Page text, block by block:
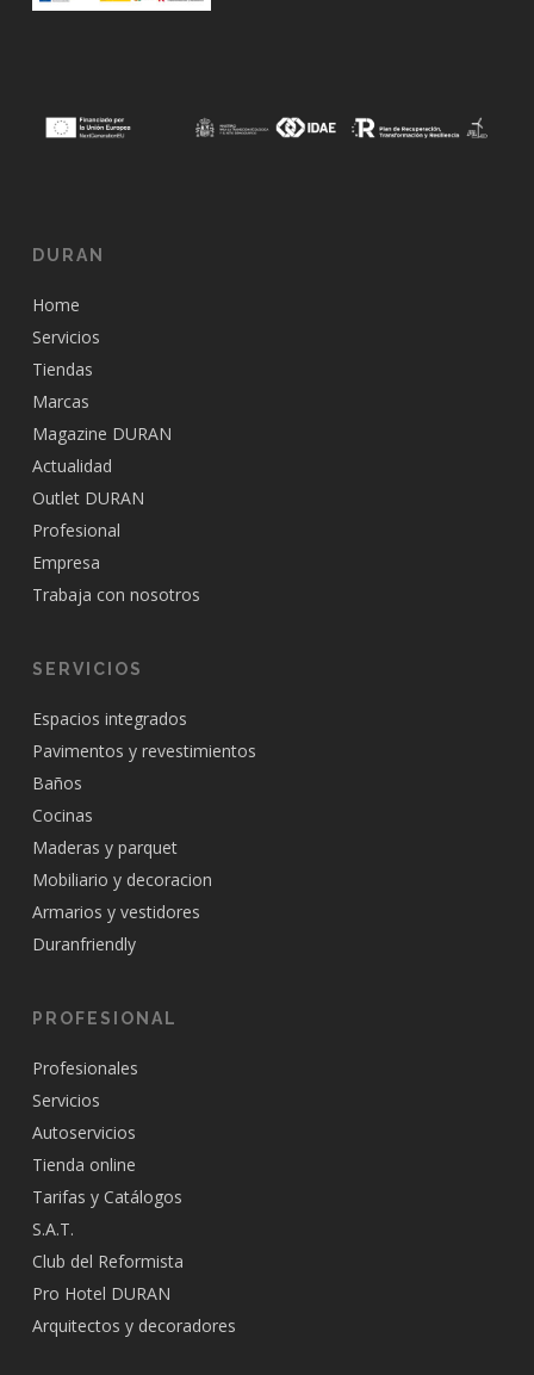
DURAN
Home
Servicios
Tiendas
Marcas
Magazine DURAN
Actualidad
Outlet DURAN
Profesional
Empresa
Trabaja con nosotros
SERVICIOS
Espacios integrados
Pavimentos y revestimientos
Baños
Cocinas
Maderas y parquet
Mobiliario y decoracion
Armarios y vestidores
Duranfriendly
PROFESIONAL
Profesionales
Servicios
Autoservicios
Tienda online
Tarifas y Catálogos
S.A.T.
Club del Reformista
Pro Hotel DURAN
Arquitectos y decoradores